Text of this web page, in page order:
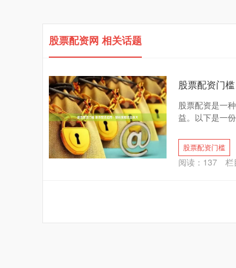
股票配资网 相关话题
股票配资门
股票配资是一
益。以下是一
股票配资门槛
阅读： 137 栏